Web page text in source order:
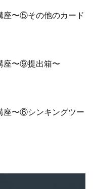
座〜⑤その他のカード
座〜⑨提出箱〜
座〜⑥シンキングツー